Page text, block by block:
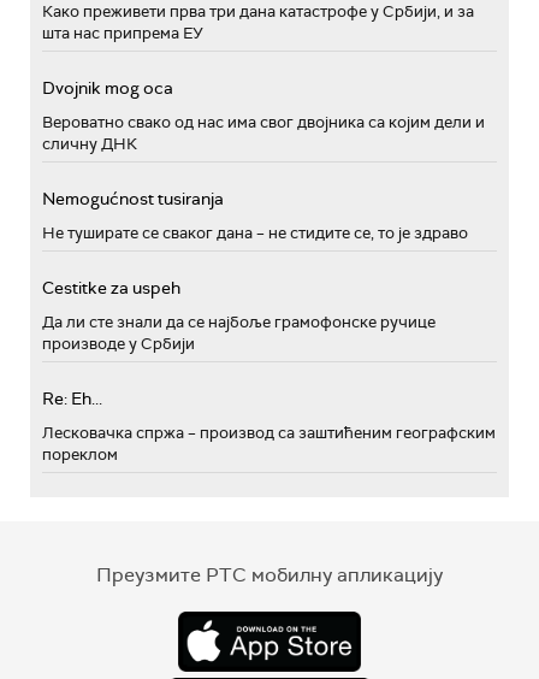
Како преживети прва три дана катастрофе у Србији, и за
шта нас припрема ЕУ
Dvojnik mog oca
Вероватно свако од нас има свог двојника са којим дели и
сличну ДНК
Nemogućnost tusiranja
Не туширате се сваког дана – не стидите се, то је здраво
Cestitke za uspeh
Да ли сте знали да се најбоље грамофонске ручице
производе у Србији
Re: Eh...
Лесковачка спржа – производ са заштићеним географским
пореклом
Преузмите РТС мобилну апликацију